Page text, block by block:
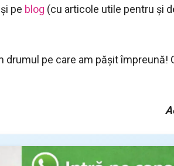
pe blog (cu articole utile pentru și
pe care am pășit împreună!